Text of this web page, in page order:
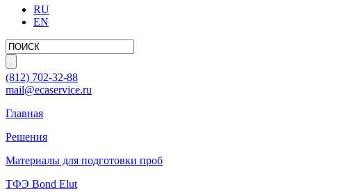
RU
EN
(812) 702-32-88
mail@ecaservice.ru
Главная
Решения
Материалы для подготовки проб
ТФЭ Bond Elut